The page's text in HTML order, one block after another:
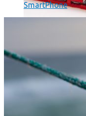
Science
Science
La science-fiction,
SmartPhone